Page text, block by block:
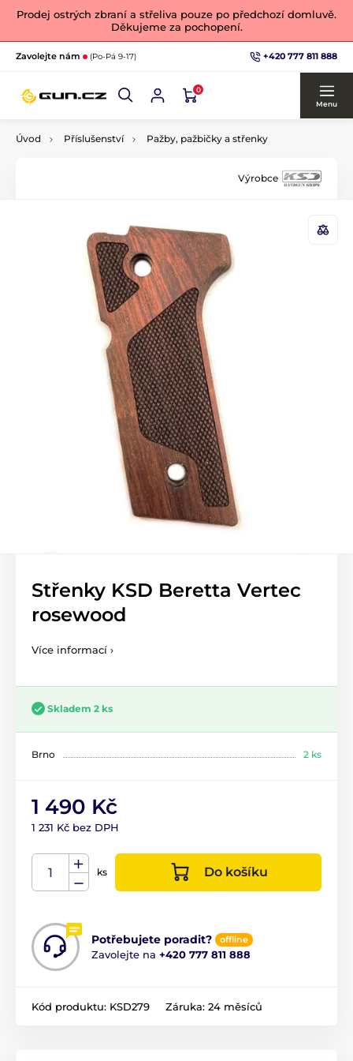
Prodej ostrých zbraní a střeliva pouze po předchozí domluvě.
Děkujeme za pochopení.
Zavolejte nám (Po-Pá 9-17) +420 777 811 888
0
Menu
Úvod Příslušenství Pažby, pažbičky a střenky
Výrobce
Střenky KSD Beretta Vertec
rosewood
Více informací ›
Skladem 2 ks
Brno 2 ks
1 490 Kč
1 231 Kč bez DPH
ks Do košíku
Potřebujete poradit? offline
Zavolejte na +420 777 811 888
Kód produktu: KSD279 Záruka: 24 měsíců